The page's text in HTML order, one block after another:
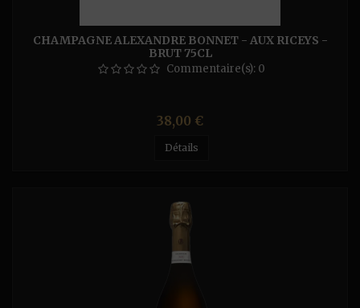
CHAMPAGNE ALEXANDRE BONNET - AUX RICEYS -
BRUT 75CL
Commentaire(s): 0
Prix
38,00 €
Détails